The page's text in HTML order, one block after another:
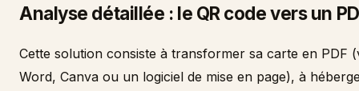
Analyse détaillée : le QR code vers un
Cette solution consiste à transformer sa carte en PDF
Word, Canva ou un logiciel de mise en page), à